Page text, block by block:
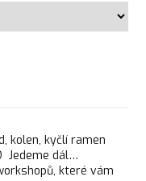
kolen, kyčlí ramen
Jedeme dál…
které vám